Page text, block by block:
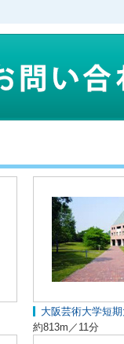
大阪芸術大学短
約813m／11分